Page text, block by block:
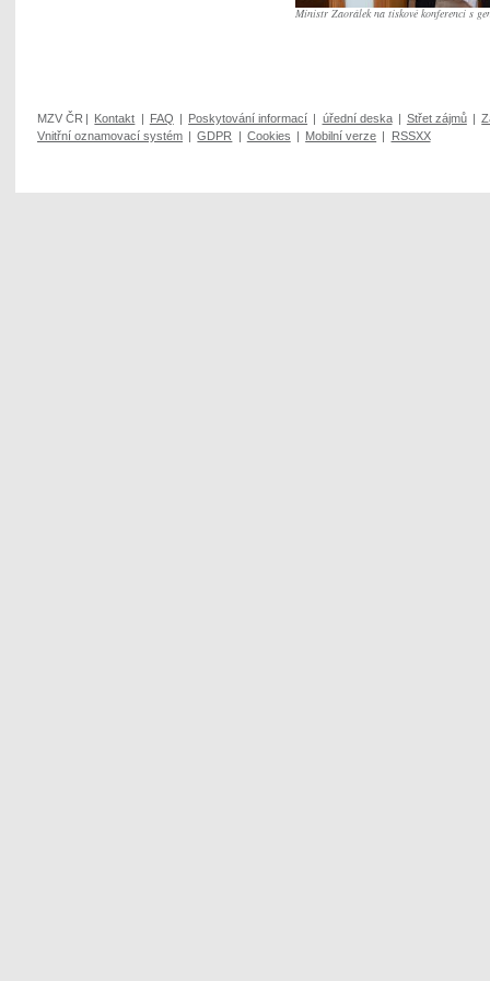
Ministr Zaorálek na tiskové konferenci s
MZV ČR | Kontakt | FAQ | Poskytování informací | úřední deska | Střet zájmů |
Vnitřní oznamovací systém | GDPR | Cookies | Mobilní verze | RSSXX